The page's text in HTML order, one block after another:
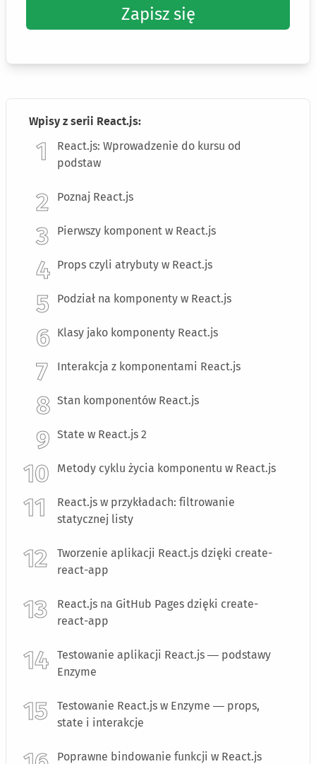
Zapisz się
Wpisy z serii React.js:
React.js: Wprowadzenie do kursu od
podstaw
Poznaj React.js
Pierwszy komponent w React.js
Props czyli atrybuty w React.js
Podział na komponenty w React.js
Klasy jako komponenty React.js
Interakcja z komponentami React.js
Stan komponentów React.js
State w React.js 2
Metody cyklu życia komponentu w React.js
React.js w przykładach: filtrowanie
statycznej listy
Tworzenie aplikacji React.js dzięki create-
react-app
React.js na GitHub Pages dzięki create-
react-app
Testowanie aplikacji React.js — podstawy
Enzyme
Testowanie React.js w Enzyme — props,
state i interakcje
Poprawne bindowanie funkcji w React.js